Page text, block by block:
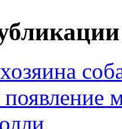
появление